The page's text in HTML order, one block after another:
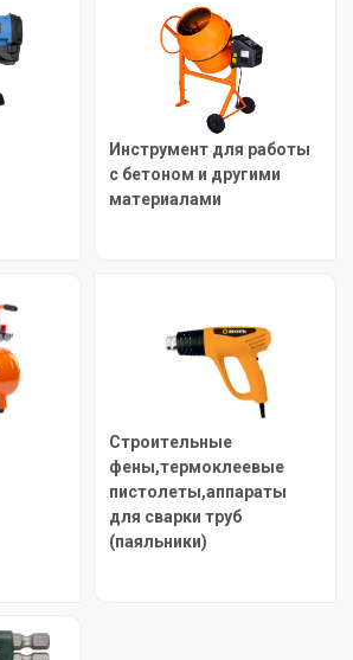
Инструмент для работы
с бетоном и другими
материалами
Строительные
фены,термоклеевые
пистолеты,аппараты
для сварки труб
(паяльники)